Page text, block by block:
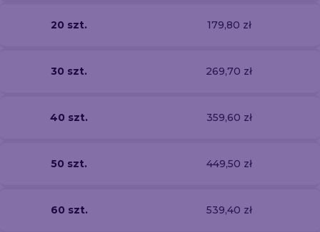
20 szt. 179,80 zł
30 szt. 269,70 zł
40 szt. 359,60 zł
50 szt. 449,50 zł
60 szt. 539,40 zł